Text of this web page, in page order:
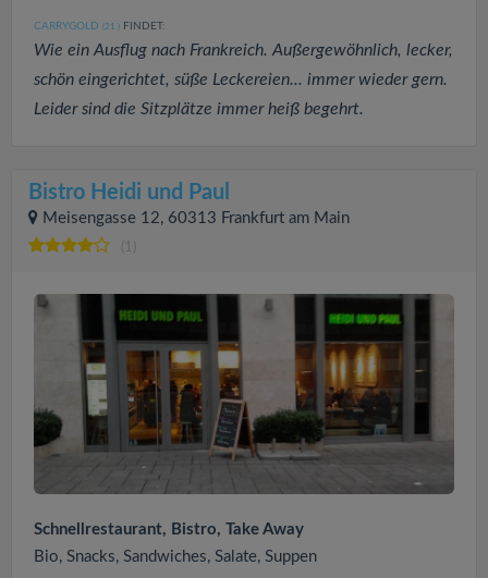
CARRYGOLD (21 ) FINDET:
Wie ein Ausflug nach Frankreich. Außergewöhnlich, lecker,
schön eingerichtet, süße Leckereien... immer wieder gern.
Leider sind die Sitzplätze immer heiß begehrt.
Bistro Heidi und Paul
Meisengasse 12, 60313 Frankfurt am Main
(1)
Schnellrestaurant, Bistro, Take Away
Bio, Snacks, Sandwiches, Salate, Suppen